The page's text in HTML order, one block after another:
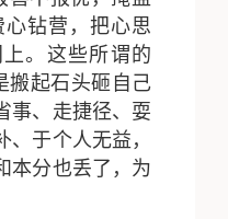
钻营，把心思
。这些所谓的
搬起石头砸自己
事、走捷径、耍
于个人无益，
本分也丢了，为